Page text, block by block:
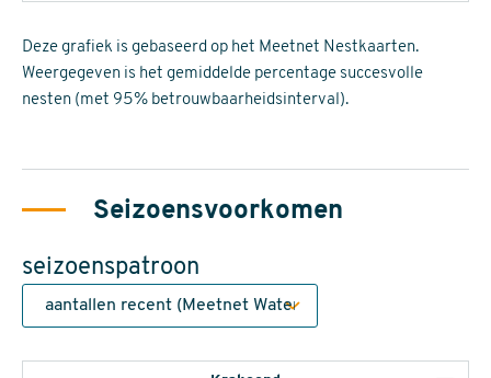
Deze grafiek is gebaseerd op het Meetnet Nestkaarten.
Weergegeven is het gemiddelde percentage succesvolle
nesten (met 95% betrouwbaarheidsinterval).
Seizoensvoorkomen
seizoenspatroon